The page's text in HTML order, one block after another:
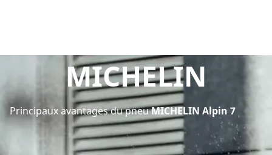
MICHELIN
Principaux avantages du pneuMICHELIN Alpin 7